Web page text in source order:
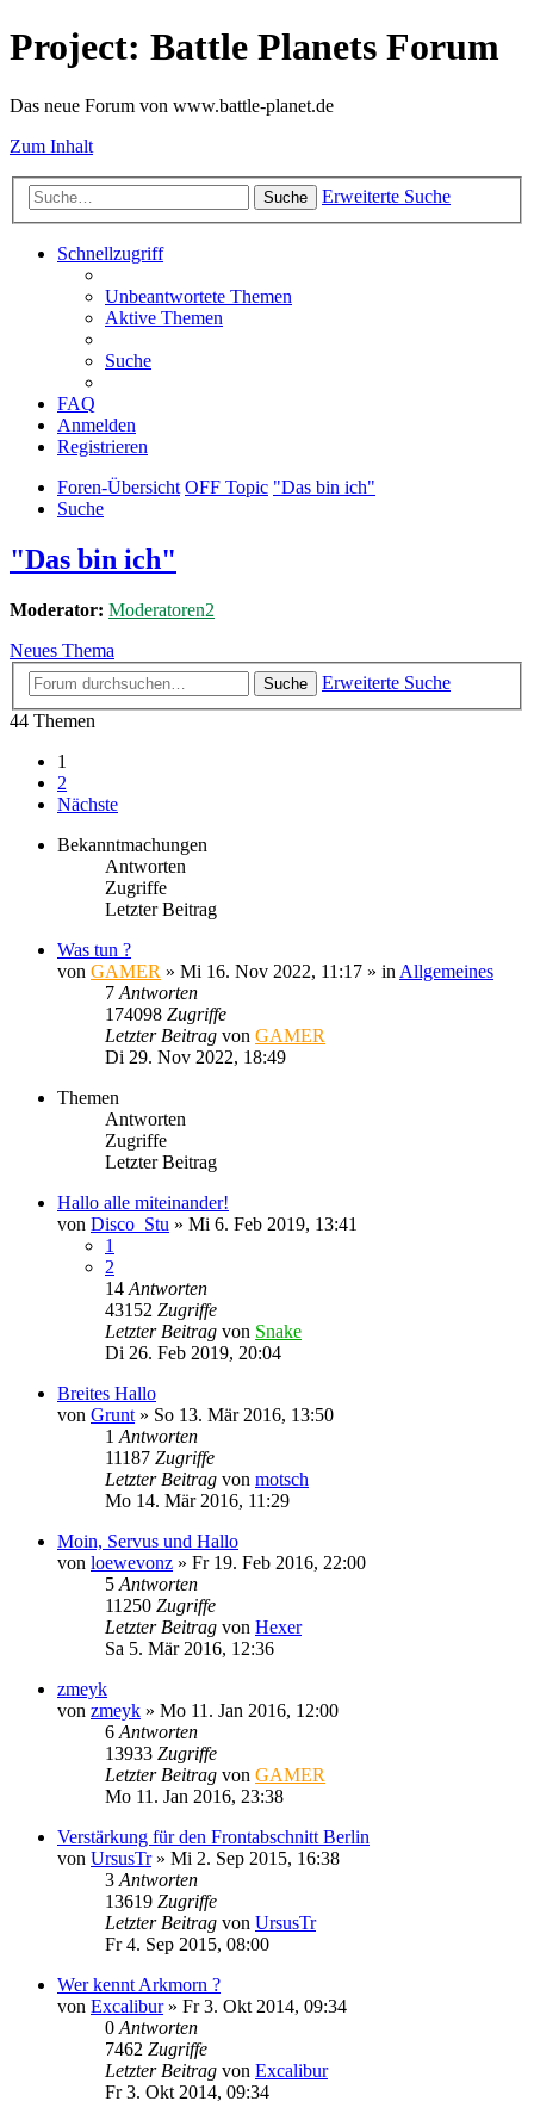
Project: Battle Planets Forum
Das neue Forum von www.battle-planet.de
Zum Inhalt
Suche Erweiterte Suche
Schnellzugriff
Unbeantwortete Themen
Aktive Themen
Suche
FAQ
Anmelden
Registrieren
Foren-Übersicht OFF Topic "Das bin ich"
Suche
"Das bin ich"
Moderator: Moderatoren2
Neues Thema
Suche
Erweiterte Suche
44 Themen
1
2
Nächste
Bekanntmachungen
Antworten
Zugriffe
Letzter Beitrag
Was tun ?
von GAMER » Mi 16. Nov 2022, 11:17 » in Allgemeines
7 Antworten
174098 Zugriffe
Letzter Beitrag von GAMER
Di 29. Nov 2022, 18:49
Themen
Antworten
Zugriffe
Letzter Beitrag
Hallo alle miteinander!
von Disco_Stu » Mi 6. Feb 2019, 13:41
1
2
14 Antworten
43152 Zugriffe
Letzter Beitrag von Snake
Di 26. Feb 2019, 20:04
Breites Hallo
von Grunt » So 13. Mär 2016, 13:50
1 Antworten
11187 Zugriffe
Letzter Beitrag von motsch
Mo 14. Mär 2016, 11:29
Moin, Servus und Hallo
von loewevonz » Fr 19. Feb 2016, 22:00
5 Antworten
11250 Zugriffe
Letzter Beitrag von Hexer
Sa 5. Mär 2016, 12:36
zmeyk
von zmeyk » Mo 11. Jan 2016, 12:00
6 Antworten
13933 Zugriffe
Letzter Beitrag von GAMER
Mo 11. Jan 2016, 23:38
Verstärkung für den Frontabschnitt Berlin
von UrsusTr» Mi 2. Sep 2015, 16:38
3 Antworten
13619 Zugriffe
Letzter Beitrag von UrsusTr
Fr 4. Sep 2015, 08:00
Wer kennt Arkmorn ?
von Excalibur» Fr 3. Okt 2014, 09:34
0 Antworten
7462 Zugriffe
Letzter Beitrag von Excalibur
Fr 3. Okt 2014, 09:34